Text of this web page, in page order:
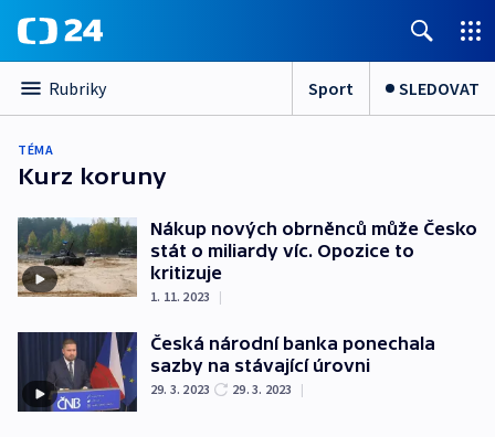
Rubriky Sport SLEDOVAT
TÉMA
Kurz koruny
Nákup nových obrněnců může Česko
stát o miliardy víc. Opozice to
kritizuje
1. 11. 2023 |
Česká národní banka ponechala
sazby na stávající úrovni
29. 3. 2023 29. 3. 2023 |